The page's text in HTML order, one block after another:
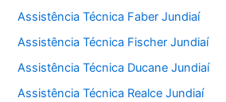
Assistência Técnica Faber Jundiaí
Assistência Técnica Fischer Jundiaí
Assistência Técnica Ducane Jundiaí
Assistência Técnica Realce Jundiaí